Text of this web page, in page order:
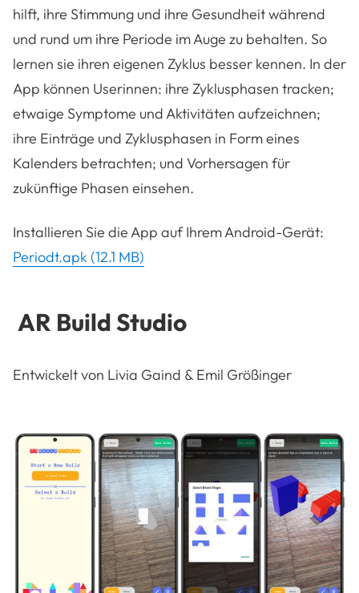
hilft, ihre Stimmung und ihre Gesundheit während
und rund um ihre Periode im Auge zu behalten. So
lernen sie ihren eigenen Zyklus besser kennen. In der
App können Userinnen: ihre Zyklusphasen tracken;
etwaige Symptome und Aktivitäten aufzeichnen;
ihre Einträge und Zyklusphasen in Form eines
Kalenders betrachten; und Vorhersagen für
zukünftige Phasen einsehen.
Installieren Sie die App auf Ihrem Android-Gerät:
Periodt.apk (12.1 MB)
AR Build Studio
Entwickelt von Livia Gaind & Emil Größinger